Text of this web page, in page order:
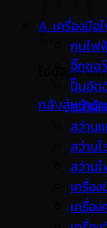
ไม่มีสินค้าใน
กลับสู่หน้าร้
A. เครื่องมือ
กบไฟ
จิ๊กซอ
ปั๊มอัด
สว่าน
สว่าน
สว่าน
สว่าน
เครื่อ
เครื่อ